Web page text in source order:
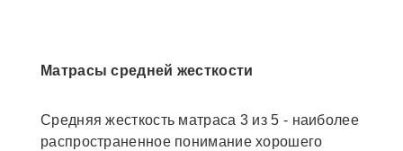
Матрасы средней жесткости
Средняя жесткость матраса 3 из 5 - наиболее
распространенное понимание хорошего